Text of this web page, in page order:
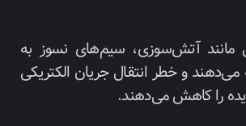
مانند آتش‌سوزی، سیم‌های نسوز به
می‌دهند و خطر انتقال جریان الکتریکی
را کاهش می‌دهند.